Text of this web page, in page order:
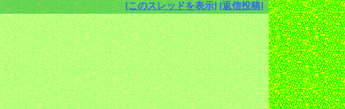
[このスレッドを表示] [返信投稿]